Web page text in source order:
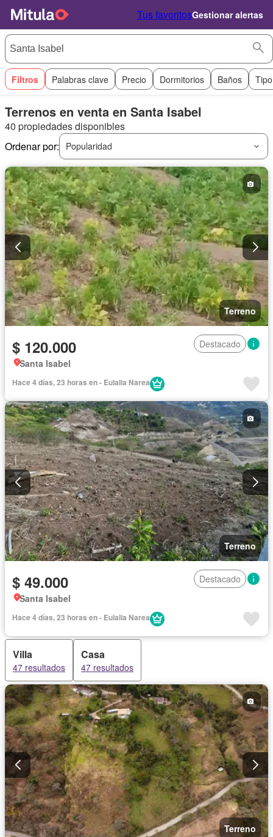
Tus favoritosGestionar alertas
Filtros Palabras clave Precio Dormitorios Baños
Terrenos en venta en Santa Isabel
40 propiedades disponibles
Ordenar por:
Popularidad
Terreno
$ 120.000
Destacado
Santa Isabel
Hace 4 días, 23 horas en - Eulalia Narea
Terreno
$ 49.000
Destacado
Santa Isabel
Hace 4 días, 23 horas en - Eulalia Narea
Villa
47 resultados
Casa
47 resultados
Terreno